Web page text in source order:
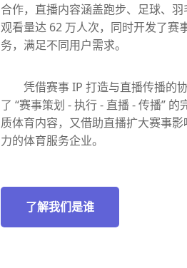
合作，直播内容涵盖跑步、足球、
观看量达 62 万人次，同时开发了赛
务，满足不同用户需求。
凭借赛事 IP 打造与直播传播的协
了 “赛事策划 - 执行 - 直播 - 传播”
质体育内容，又借助直播扩大赛事
力的体育服务企业。
了解我们是谁